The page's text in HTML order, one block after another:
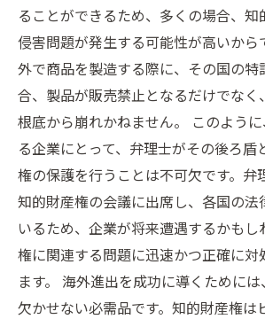
ることができるため、多くの場合、知
侵害問題が発生する可能性が高いから
外で商品を製造する際に、その国の特
合、製品が販売禁止となるだけでなく
根底から崩れかねません。 このよう
る企業にとって、弁理士がその後ろ盾
権の保護を行うことは不可欠です。弁
知的財産権の会議に出席し、各国の法
いるため、企業が将来遭遇するかもし
権に関連する問題に迅速かつ正確に対
ます。 海外進出を成功に導くために
欠かせない必需品です。知的財産権は